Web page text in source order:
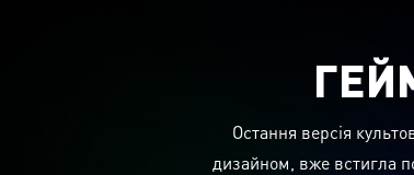
Остання версія
дизайном, вже встигла